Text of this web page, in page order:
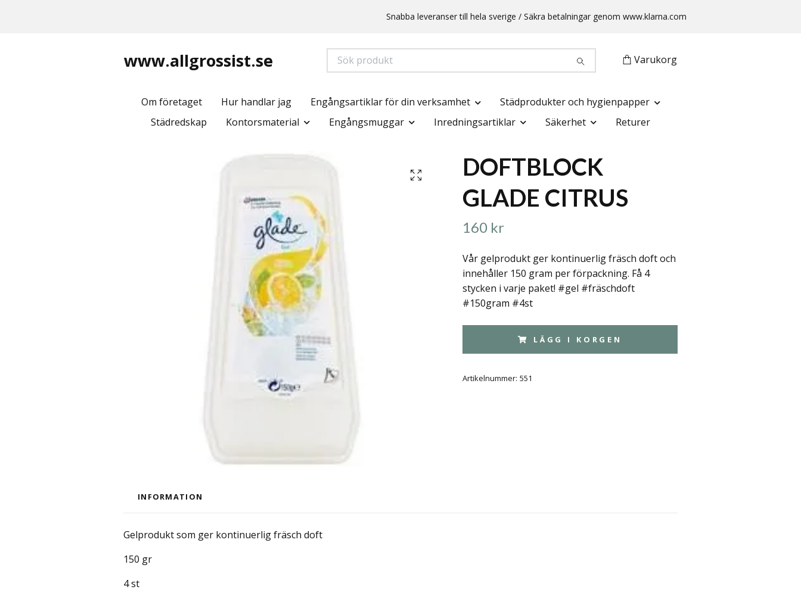
Snabba leveranser till hela sverige / Säkra betalningar genom www.klarna.com
www.allgrossist.se Varukorg
Om företaget Hur handlar jag Engångsartiklar för din verksamhet
Städprodukter och hygienpapper
Städredskap
Kontorsmaterial Engångsmuggar Inredningsartiklar Säkerhet Returer
DOFTBLOCK
GLADE CITRUS
160 kr
Vår gelprodukt ger kontinuerlig fräsch doft och
innehåller 150 gram per förpackning. Få 4
stycken i varje paket! #gel #fräschdoft
#150gram #4st
LÄGG I KORGEN
Artikelnummer: 551
INFORMATION
Gelprodukt som ger kontinuerlig fräsch doft
150 gr
4 st